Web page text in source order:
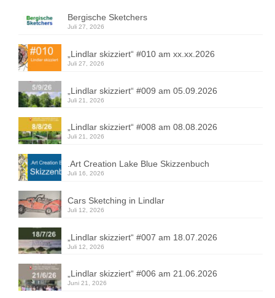
Bergische Sketchers
Juli 27, 2026
„Lindlar skizziert“ #010 am xx.xx.2026
Juli 27, 2026
„Lindlar skizziert“ #009 am 05.09.2026
Juli 21, 2026
„Lindlar skizziert“ #008 am 08.08.2026
Juli 21, 2026
.Art Creation Lake Blue Skizzenbuch
Juli 16, 2026
Cars Sketching in Lindlar
Juli 12, 2026
„Lindlar skizziert“ #007 am 18.07.2026
Juli 12, 2026
„Lindlar skizziert“ #006 am 21.06.2026
Juni 21, 2026